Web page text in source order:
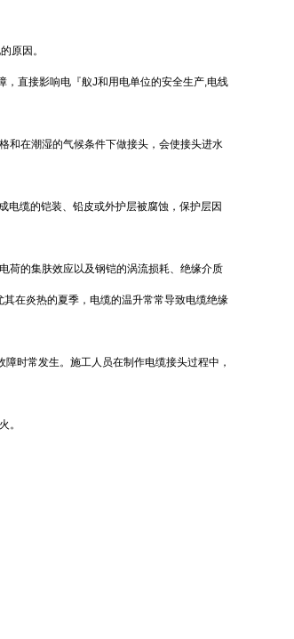
原因。
直接影响电『舣J和用电单位的安全生产,电线
和在潮湿的气候条件下做接头，会使接头进水
电缆的铠装、铅皮或外护层被腐蚀，保护层因
荷的集肤效应以及钢铠的涡流损耗、绝缘介质
在炎热的夏季，电缆的温升常常导致电缆绝缘
时常发生。施工人员在制作电缆接头过程中，
。